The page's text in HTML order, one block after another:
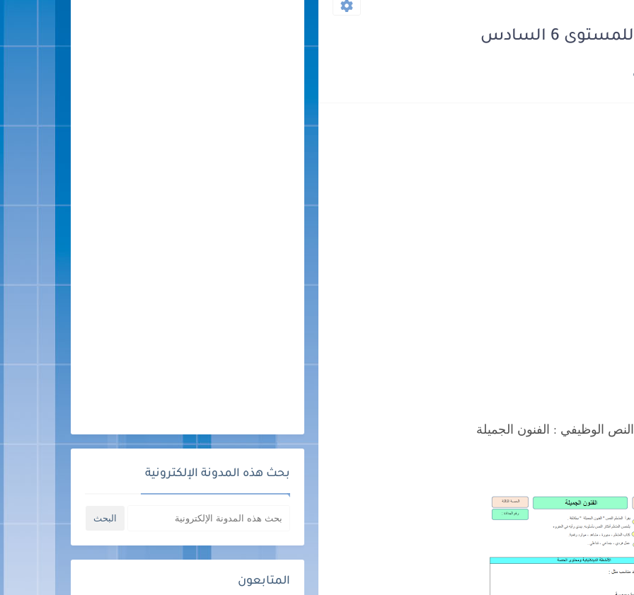
6 السادس
الوظيفي : الفنون الجميلة
بحث هذه المدونة الإلكترونية
المتابعون